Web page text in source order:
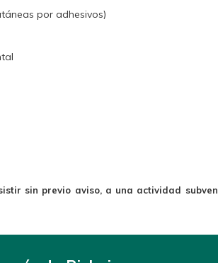
por adhesivos)
sin previo aviso, a una actividad